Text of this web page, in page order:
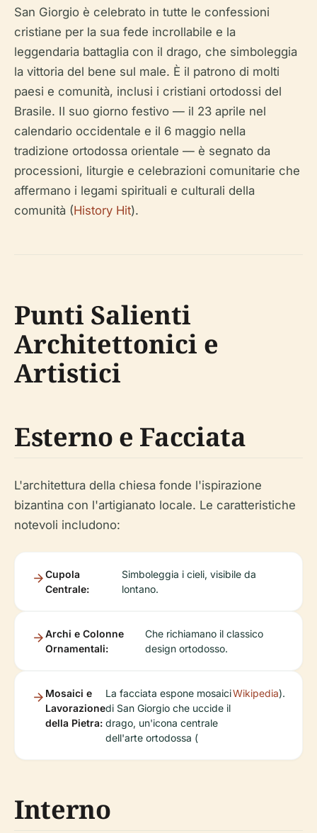
San Giorgio è celebrato in tutte le confessioni
cristiane per la sua fede incrollabile e la
leggendaria battaglia con il drago, che simboleggia
la vittoria del bene sul male. È il patrono di molti
paesi e comunità, inclusi i cristiani ortodossi del
Brasile. Il suo giorno festivo — il 23 aprile nel
calendario occidentale e il 6 maggio nella
tradizione ortodossa orientale — è segnato da
processioni, liturgie e celebrazioni comunitarie che
affermano i legami spirituali e culturali della
comunità (History Hit).
Punti Salienti
Architettonici e
Artistici
Esterno e Facciata
L'architettura della chiesa fonde l'ispirazione
bizantina con l'artigianato locale. Le caratteristiche
notevoli includono:
Cupola
Centrale:
Simboleggia i cieli, visibile da
lontano.
Archi e Colonne
Ornamentali:
Che richiamano il classico
design ortodosso.
Mosaici e
Lavorazione
della Pietra:
La facciata espone mosaici
di San Giorgio che uccide il
drago, un'icona centrale
dell'arte ortodossa (
Wikipedia).
Interno